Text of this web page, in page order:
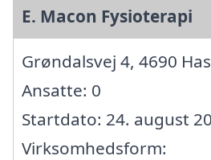
E. Macon Fysioterapi
Grøndalsvej 4, 4690
Ansatte: 0
Startdato: 24. august
Virksomhedsform: